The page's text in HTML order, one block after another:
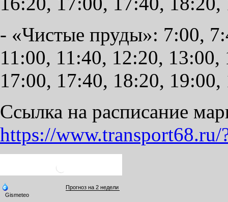
- «Чистые пруды»: 7:00,
11:00, 11:40, 12:20,
17:00, 17:40, 18:20, 19:00,
Ссылка на расписание
https://www.transport68.ru/